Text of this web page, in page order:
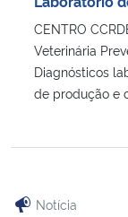
Ministério do Meio
CENTRO
Veterinária
Diagnósticos
de produção e
Notícia